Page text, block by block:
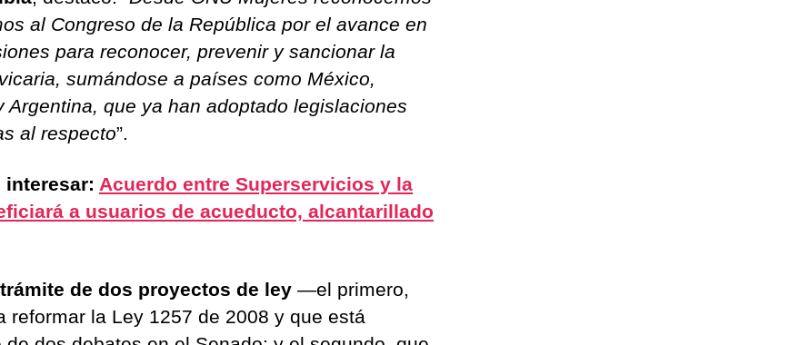
al Congreso de la República por el avance en
para reconocer, prevenir y sancionar la
sumándose a países como México,
Argentina, que ya han adoptado legislaciones
al respecto”.
interesar: Acuerdo entre Superservicios y la
a usuarios de acueducto, alcantarillado
de dos proyectos de ley —el primero,
reformar la Ley 1257 de 2008 y que está